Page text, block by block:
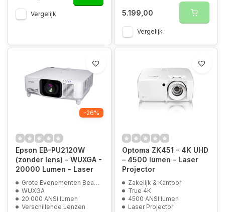
Vergelijk 5.199,00
Vergelijk
-26%
Epson EB-PU2120W
(zonder lens) - WUXGA -
20000 Lumen - Laser
Grote Evenementen Beamer
WUXGA
20.000 ANSI lumen
Verschillende Lenzen
Optoma ZK451 – 4K UHD
– 4500 lumen – Laser
Projector
Zakelijk & Kantoor
True 4K
4500 ANSI lumen
Laser Projector